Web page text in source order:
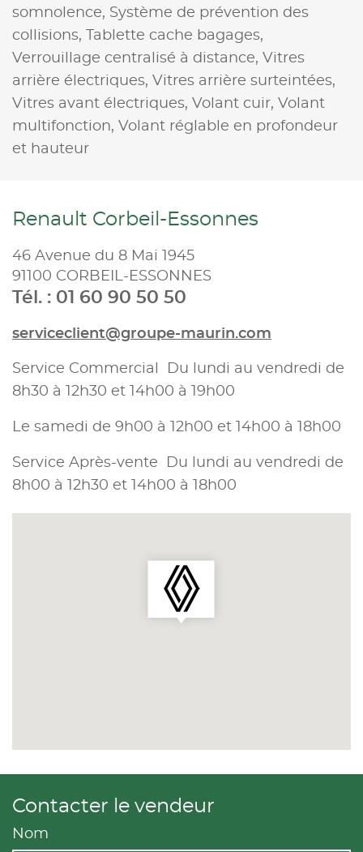
somnolence, Système de prévention des
collisions,
Tablette cache bagages,
Verrouillage centralisé à distance, Vitres
arrière électriques, Vitres arrière surteintées,
Vitres avant électriques, Volant cuir, Volant
multifonction, Volant réglable en profondeur
et hauteur
Renault Corbeil-Essonnes
46 Avenue du 8 Mai 1945
91100 CORBEIL-ESSONNES
Tél. : 01 60 90 50 50
serviceclient@groupe-maurin.com
Service Commercial Du lundi au vendredi de
8h30 à 12h30 et 14h00 à 19h00
Le samedi de 9h00 à 12h00 et 14h00 à 18h00
Service Après-vente Du lundi au vendredi de
8h00 à 12h30 et 14h00 à 18h00
Contacter le vendeur
Nom